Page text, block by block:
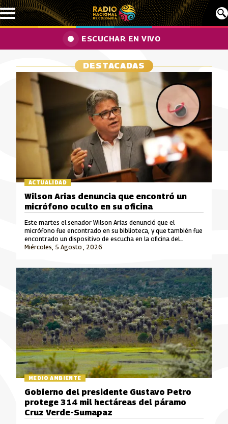
Pasar al contenido principal
ESCUCHAR EN VIVO
DESTACADAS
ACTUALIDAD
Este martes el senador Wilson Arias denunció que el
micrófono fue encontrado en su biblioteca, y que también fue
encontrado un dispositivo de escucha en la oficina del
exsenador Julián Gallo.
Miércoles, 5 Agosto , 2026
Wilson Arias denuncia que encontró un
micrófono oculto en su oficina
MEDIO AMBIENTE
Gobierno del presidente Gustavo Petro
protege 314 mil hectáreas del páramo
Cruz Verde-Sumapaz